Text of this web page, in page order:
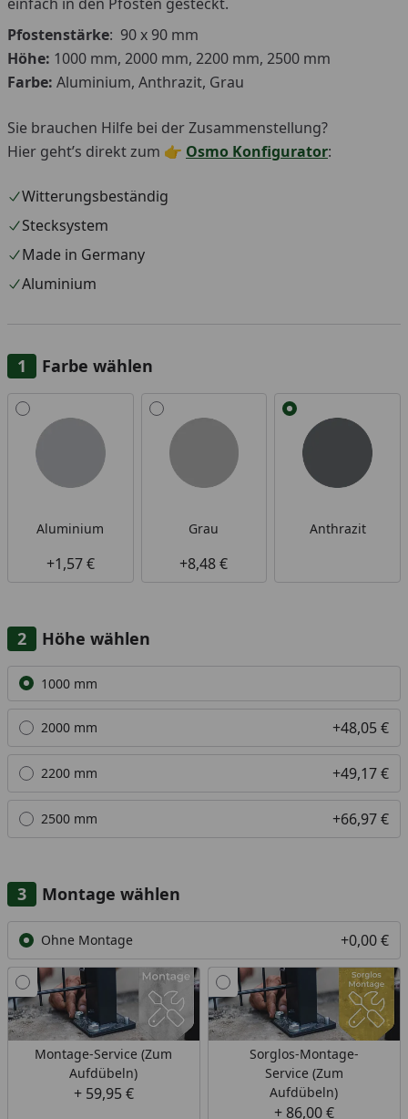
Pfostenstärke: 90 x 90 mm
Höhe: 1000 mm, 2000 mm, 2200 mm, 2500 mm
Farbe: Aluminium, Anthrazit, Grau
Sie brauchen Hilfe bei der Zusammenstellung?
Hier geht’s direkt zum 👉 Osmo Konfigurator:
Witterungsbeständig
Stecksystem
Made in Germany
Aluminium
Farbe wählen
Alle anzeigen (3)
Aluminium
+1,57 €
Grau
+8,48 €
Anthrazit
Höhe wählen
Alle anzeigen (4)
1000 mm
2000 mm +48,05 €
2200 mm +49,17 €
2500 mm +66,97 €
Montage wählen
Ohne Montage +0,00 €
Montage-Service (Zum
Aufdübeln)
+ 59,95 €
Sorglos-Montage-
Service (Zum
Aufdübeln)
+ 86,00 €